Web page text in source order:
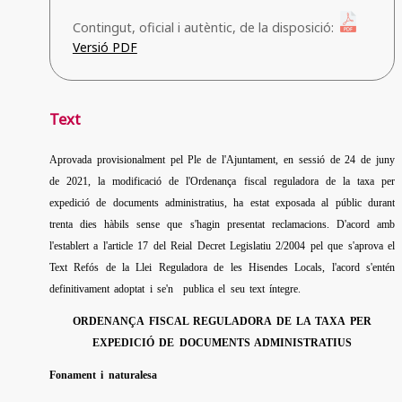
Contingut, oficial i autèntic, de la disposició:
Versió PDF
Text
Aprovada provisionalment pel Ple de l'Ajuntament, en sessió de 24 de juny
de 2021, la modificació de l'Ordenança fiscal reguladora de la taxa per
expedició de documents adminis­tratius, ha estat exposada al públic durant
trenta dies hàbils sense que s'hagin presentat reclamacions. D'acord amb
l'establert a l'article 17 del Reial Decret Legislatiu 2/2004 pel que s'aprova el
Text Refós de la Llei Reguladora de les Hisendes Locals, l'acord s'entén
definitivament adoptat i se'n publica el seu text íntegre.
ORDENANÇA FISCAL REGULADORA DE LA TAXA PER
EXPEDICIÓ DE DOCU­MENTS ADMINISTRA­TIUS
Fonament i naturalesa